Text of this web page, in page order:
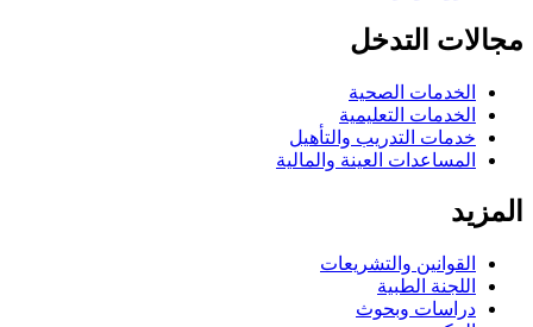
مجالات التدخل
الخدمات الصحية
الخدمات التعليمية
خدمات التدريب والتأهيل
المساعدات العينة والمالية
المزيد
القوانين والتشريعات
اللجنة الطبية
دراسات وبحوث